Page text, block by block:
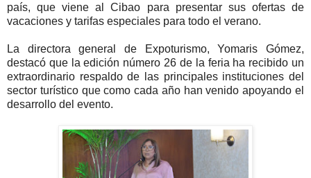
país, que viene al Cibao para presentar sus ofertas de
vacaciones y tarifas especiales para todo el verano.
La directora general de Expoturismo, Yomaris Gómez,
destacó que la edición número 26 de la feria ha recibido un
extraordinario respaldo de las principales instituciones del
sector turístico que como cada año han venido apoyando el
desarrollo del evento.